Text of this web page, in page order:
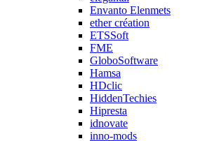
Envanto Elenmets
ether création
ETSSoft
FME
GloboSoftware
Hamsa
HDclic
HiddenTechies
Hipresta
idnovate
inno-mods